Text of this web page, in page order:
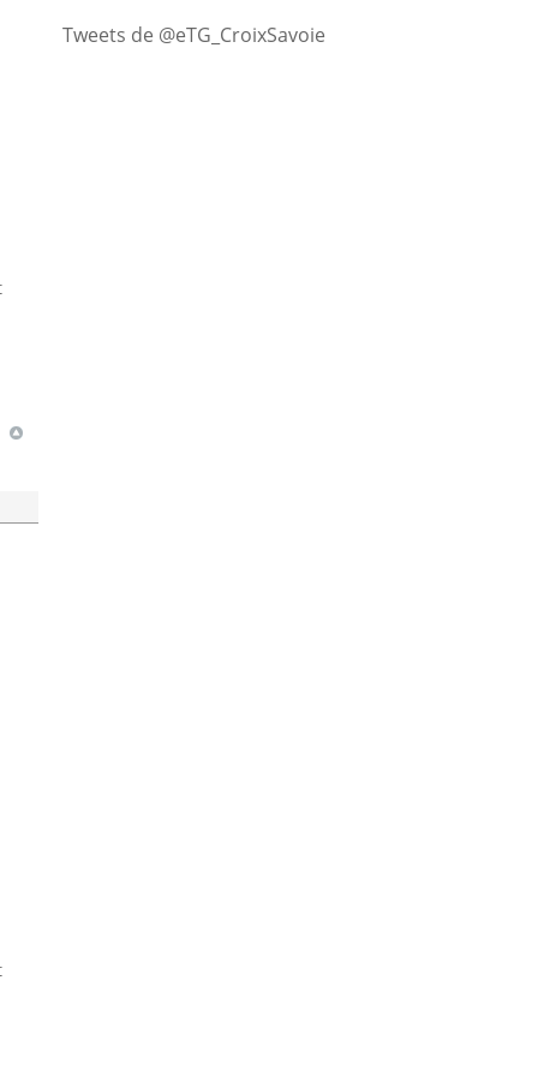
Tweets de @eTG_CroixSavoie